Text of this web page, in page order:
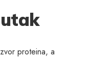
proteina, a